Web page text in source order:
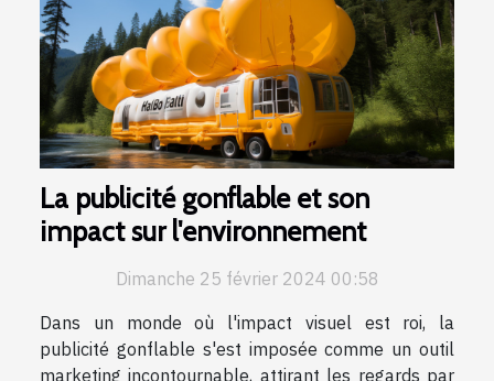
La publicité gonflable et son
impact sur l'environnement
Dimanche 25 février 2024 00:58
Dans un monde où l'impact visuel est roi, la
publicité gonflable s'est imposée comme un outil
marketing incontournable, attirant les regards par